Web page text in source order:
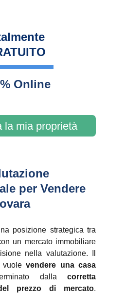
Online
la mia proprietà
per Vendere
posizione strategica tra
un mercato immobiliare
nella valutazione. Il
vendere una casa
dalla corretta
prezzo di mercato.